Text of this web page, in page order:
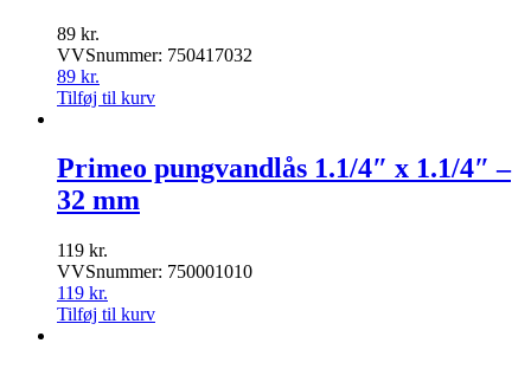
89 kr.
VVSnummer: 750417032
89 kr.
Tilføj til kurv
Primeo pungvandlås 1.1/4″ x 1.1/4″ –
32 mm
119 kr.
VVSnummer: 750001010
119 kr.
Tilføj til kurv